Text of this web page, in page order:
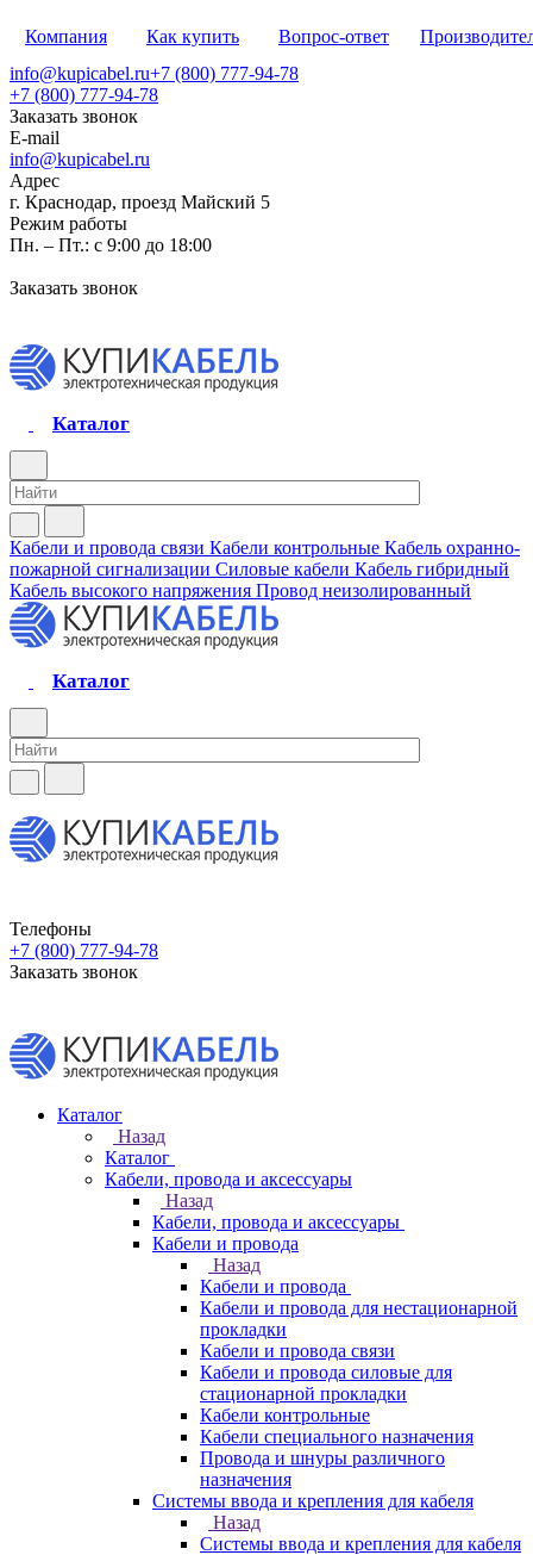
Компания Как купить Вопрос-ответ
info@kupicabel.ru+7 (800) 777-94-78
+7 (800) 777-94-78
Заказать звонок
E-mail
info@kupicabel.ru
Адрес
г. Краснодар, проезд Майский 5
Режим работы
Пн. – Пт.: с 9:00 до 18:00
Заказать звонок
Каталог
Кабели и провода связи Кабели контрольные Кабель охранно-
пожарной сигнализации Силовые кабели Кабель гибридный
Кабель высокого напряжения Провод неизолированный
Каталог
Телефоны
+7 (800) 777-94-78
Заказать звонок
Каталог
Назад
Каталог
Кабели, провода и аксессуары
Назад
Кабели, провода и аксессуары
Кабели и провода
Назад
Кабели и провода
Кабели и провода для нестационарной
прокладки
Кабели и провода связи
Кабели и провода силовые для
стационарной прокладки
Кабели контрольные
Кабели специального назначения
Провода и шнуры различного
назначения
Системы ввода и крепления для кабеля
Назад
Системы ввода и крепления для кабеля